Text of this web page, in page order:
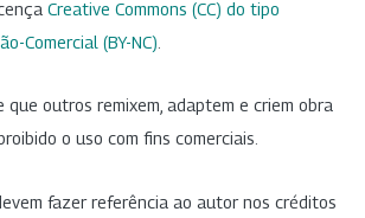
Creative Commons (CC) do tipo
Comercial (BY-NC)
que outros remixem, adaptem e criem obra
o uso com fins comerciais.
fazer referência ao autor nos créditos